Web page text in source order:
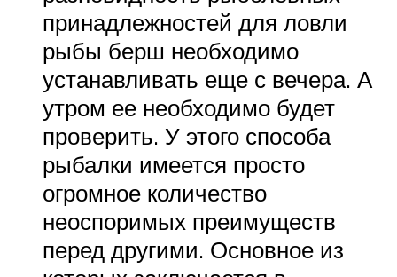
принадлежностей для ловли
рыбы берш необходимо
устанавливать еще с вечера. А
утром ее необходимо будет
проверить. У этого способа
рыбалки имеется просто
огромное количество
неоспоримых преимуществ
перед другими. Основное из